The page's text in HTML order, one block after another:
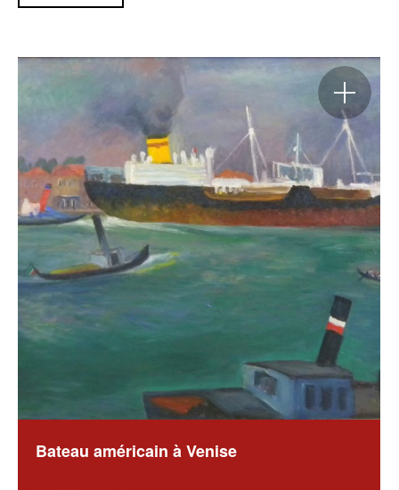
Agrandir
l'image
Bateau américain à Venise